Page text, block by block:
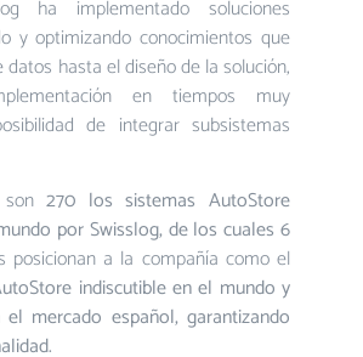
ha implementado soluciones
y optimizando conocimientos que
hasta el diseño de la solución,
en tiempos muy
de integrar subsistemas
son270 los sistemas AutoStore
por Swisslog, de los cuales 6
posicionan a la compañía como el
indiscutible en el mundo y
mercado español, garantizando